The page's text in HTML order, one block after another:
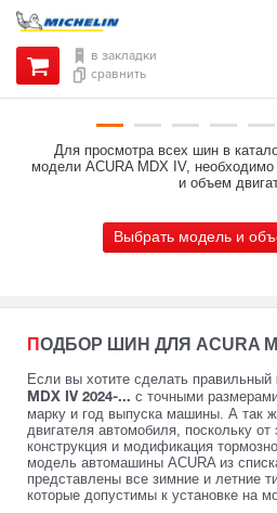
в закладки
сравнить
Для просмотра всех шин в
модели ACURA MDX IV,
и объем
Выбрать модель и
ПОДБОР ШИН ДЛЯ ACURA
Если вы хотите сделать правильный
MDX IV 2024-... с точными
марку и год выпуска машины. А так
двигателя автомобиля, поскольку от
конструкция и модификация
модель автомашины ACURA из
представлены все зимние и летние
которые допустимы к установке на